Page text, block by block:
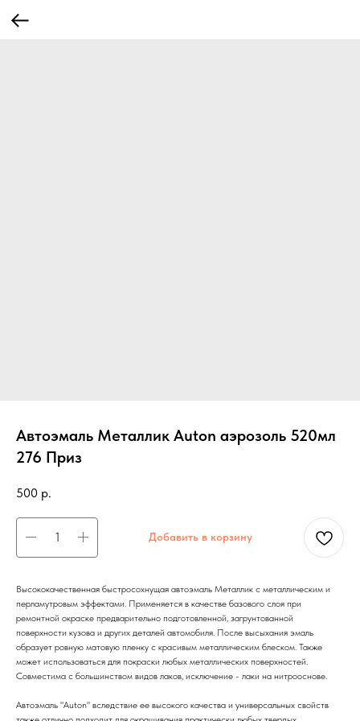
Автоэмаль Металлик Auton аэрозоль 520мл
276 Приз
500 р.
Добавить в корзину
Высококачественная быстросохнущая автоэмаль Металлик с металлическим и
перламутровым эффектами. Применяется в качестве базового слоя при
ремонтной окраске предварительно подготовленной, загрунтованной
поверхности кузова и других деталей автомобиля. После высыхания эмаль
образует ровную матовую пленку с красивым металлическим блеском. Также
может использоваться для покраски любых металлических поверхностей.
Совместима с большинством видов лаков, исключение - лаки на нитрооснове.
Автоэмаль "Auton" вследствие ее высокого качества и универсальных свойств